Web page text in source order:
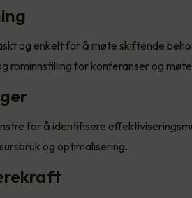
og enkelt for å møte skiftende
rominnstilling for konferanser og
for å identifisere
og optimalisering.